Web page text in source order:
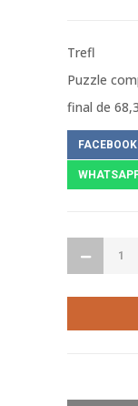
Trefl
Puzzle
final de
FACEBOOK